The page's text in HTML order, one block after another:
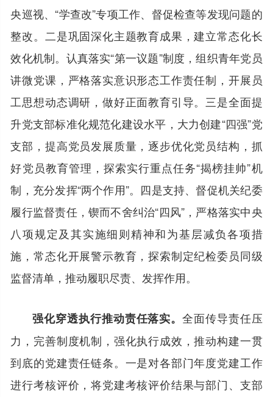
央巡视、“学查改”专项工作、督促检查等发现问题的
整改。二是巩固深化主题教育成果，建立常态化长
效化机制。认真落实“第一议题”制度，组织青年党员
讲微党课，严格落实意识形态工作责任制，开展员
工思想动态调研，做好正面教育引导。三是全面提
升党支部标准化规范化建设水平，大力创建“四强”党
支部，提高党员发展质量，逐步优化党员结构，抓
好党员教育管理，探索实行重点任务“揭榜挂帅”机
制，充分发挥“两个作用”。四是支持、督促机关纪委
履行监督责任，锲而不舍纠治“四风”，严格落实中央
八项规定及其实施细则精神和为基层减负各项措
施，常态化开展警示教育，探索制定纪检委员同级
监督清单，推动履职尽责、发挥作用。
强化穿透执行推动责任落实。全面传导责任压
力，完善制度机制，强化执行成效，推动构建一贯
到底的党建责任链条。一是对各部门年度党建工作
进行考核评价，将党建考核评价结果与部门、支部